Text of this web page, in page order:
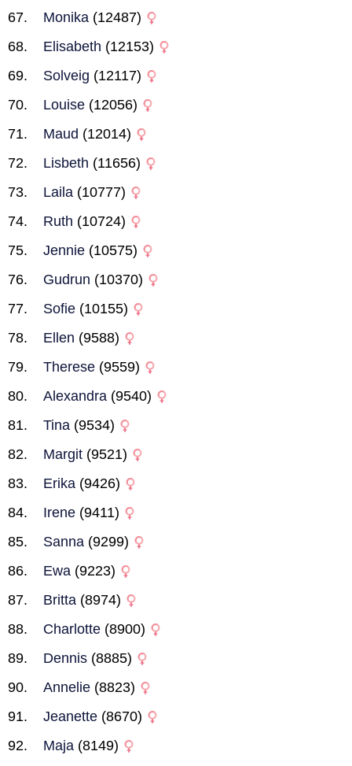
Monika (12487)
Elisabeth (12153)
Solveig (12117)
Louise (12056)
Maud (12014)
Lisbeth (11656)
Laila (10777)
Ruth (10724)
Jennie (10575)
Gudrun (10370)
Sofie (10155)
Ellen (9588)
Therese (9559)
Alexandra (9540)
Tina (9534)
Margit (9521)
Erika (9426)
Irene (9411)
Sanna (9299)
Ewa (9223)
Britta (8974)
Charlotte (8900)
Dennis (8885)
Annelie (8823)
Jeanette (8670)
Maja (8149)